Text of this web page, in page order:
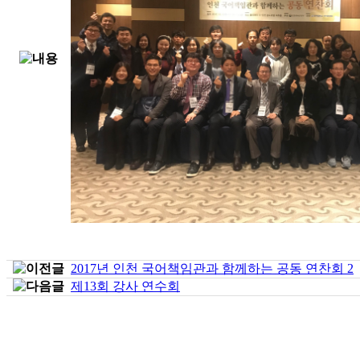
2017년 인천 국어책임관과 함께하는 공동 연찬회 2
제13회 강사 연수회